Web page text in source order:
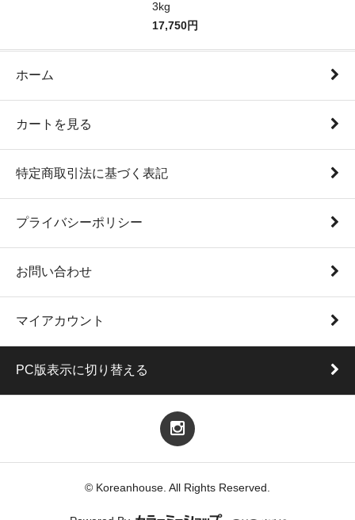
3kg
17,750円
ホーム
カートを見る
特定商取引法に基づく表記
プライバシーポリシー
お問い合わせ
マイアカウント
PC版表示に切り替える
© Koreanhouse. All Rights Reserved.